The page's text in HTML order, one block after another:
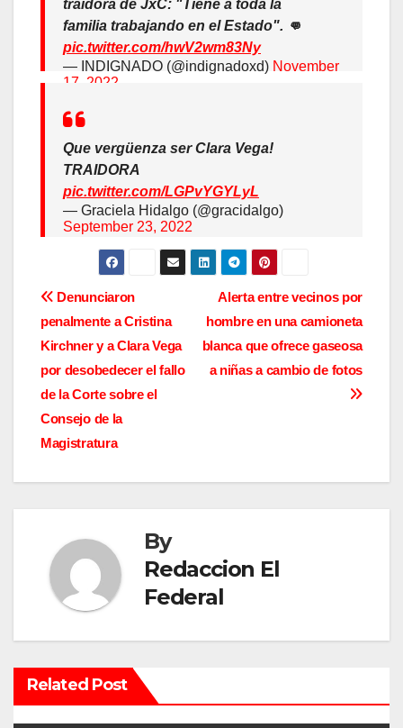
traidora de JxC: "Tiene a toda la
familia trabajando en el Estado". 👊
pic.twitter.com/hwV2wm83Ny
— INDIGNADO (@indignadoxd) November
17, 2022
Que vergüenza ser Clara Vega!
TRAIDORA
pic.twitter.com/LGPvYGYLyL
— Graciela Hidalgo (@gracidalgo)
September 23, 2022
N
a
v
e
g
a
ó
n
d
e
Alerta entre vecinos por
hombre en una camioneta
blanca que ofrece gaseosa
a niñas a cambio de fotos
Denunciaron
penalmente a Cristina
Kirchner y a Clara Vega
por desobedecer el fallo
de la Corte sobre el
Consejo de la
Magistratura
By
Redaccion El
Federal
Related Post